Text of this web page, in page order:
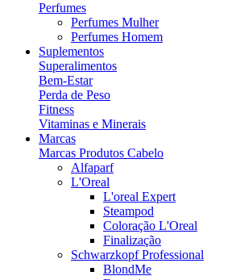
Perfumes
Perfumes Mulher
Perfumes Homem
Suplementos
Superalimentos
Bem-Estar
Perda de Peso
Fitness
Vitaminas e Minerais
Marcas
Marcas Produtos Cabelo
Alfaparf
L'Oreal
L'oreal Expert
Steampod
Coloração L'Oreal
Finalização
Schwarzkopf Professional
BlondMe